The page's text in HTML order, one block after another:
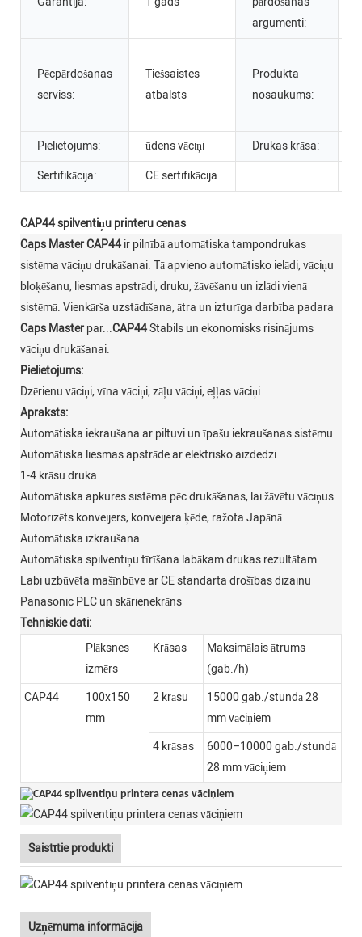
argumenti:
Pēcpārdošanas
serviss:
Tiešsaistes
atbalsts
Produkta
nosaukums:
Pielietojums:
ūdens vāciņi Drukas krāsa:
Sertifikācija:
CE sertifikācija
CAP44 spilventiņu printeru cenas
Caps MasterCAP44ir pilnībā automātiska tampondrukas
sistēma vāciņu drukāšanai. Tā apvieno automātisko ielādi, vāciņu
bloķēšanu, liesmas apstrādi, druku, žāvēšanu un izlādi vienā
sistēmā. Vienkārša uzstādīšana, ātra un izturīga darbība padara
Caps Masterpar...CAP44Stabils un ekonomisks risinājums
vāciņu drukāšanai.
Pielietojums:
Dzērienu vāciņi, vīna vāciņi, zāļu vāciņi, eļļas vāciņi
Apraksts:
Automātiska iekraušana ar piltuvi un īpašu iekraušanas sistēmu
Automātiska liesmas apstrāde ar elektrisko aizdedzi
1-4 krāsu druka
Automātiska apkures sistēma pēc drukāšanas, lai žāvētu vāciņus
Motorizēts konveijers, konveijera ķēde, ražota Japānā
Automātiska izkraušana
Automātiska spilventiņu tīrīšana labākam drukas rezultātam
Labi uzbūvēta mašīnbūve ar CE standarta drošības dizainu
Panasonic PLC un skārienekrāns
Tehniskie dati:
Plāksnes
izmērs
Krāsas
Maksimālais ātrums
(gab./h)
CAP44
100x150
mm
2 krāsu
15000 gab./stundā 28
mm vāciņiem
4 krāsas
6000–10000 gab./stundā
28 mm vāciņiem
Saistītie produkti
Uzņēmuma informācija